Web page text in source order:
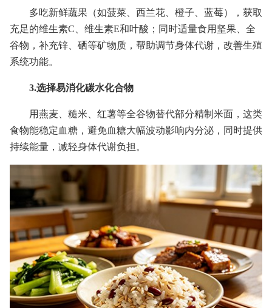
多吃新鲜蔬果（如菠菜、西兰花、橙子、蓝莓），获取
充足的维生素C、维生素E和叶酸；同时适量食用坚果、全
谷物，补充锌、硒等矿物质，帮助调节身体代谢，改善生殖
系统功能。
3.选择易消化碳水化合物
用燕麦、糙米、红薯等全谷物替代部分精制米面，这类
食物能稳定血糖，避免血糖大幅波动影响内分泌，同时提供
持续能量，减轻身体代谢负担。